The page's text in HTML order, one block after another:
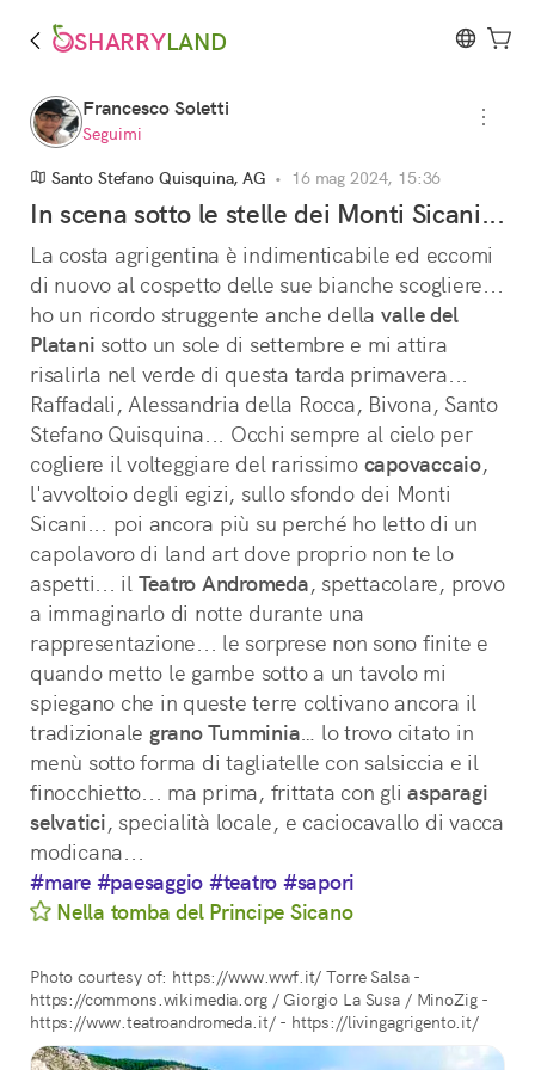
SHARRYLAND
Francesco Soletti
Seguimi
Santo Stefano Quisquina, AG • 16 mag 2024, 15:36
In scena sotto le stelle dei Monti Sicani...
La costa agrigentina è indimenticabile ed eccomi
di nuovo al cospetto delle sue bianche scogliere...
ho un ricordo struggente anche della valle del
Platani sotto un sole di settembre e mi attira
risalirla nel verde di questa tarda primavera...
Raffadali, Alessandria della Rocca, Bivona, Santo
Stefano Quisquina... Occhi sempre al cielo per
cogliere il volteggiare del rarissimo capovaccaio,
l'avvoltoio degli egizi, sullo sfondo dei Monti
Sicani... poi ancora più su perché ho letto di un
capolavoro di land art dove proprio non te lo
aspetti... il Teatro Andromeda, spettacolare, provo
a immaginarlo di notte durante una
rappresentazione... le sorprese non sono finite e
quando metto le gambe sotto a un tavolo mi
spiegano che in queste terre coltivano ancora il
tradizionale grano Tumminia… lo trovo citato in
menù sotto forma di tagliatelle con salsiccia e il
finocchietto... ma prima, frittata con gli asparagi
selvatici, specialità locale, e caciocavallo di vacca
modicana...
#mare #paesaggio #teatro #sapori
Nella tomba del Principe Sicano
Photo courtesy of: https://www.wwf.it/ Torre Salsa -
https://commons.wikimedia.org / Giorgio La Susa / MinoZig -
https://www.teatroandromeda.it/ - https://livingagrigento.it/